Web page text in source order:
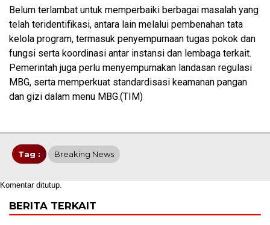
Belum terlambat untuk memperbaiki berbagai masalah yang
telah teridentifikasi, antara lain melalui pembenahan tata
kelola program, termasuk penyempurnaan tugas pokok dan
fungsi serta koordinasi antar instansi dan lembaga terkait.
Pemerintah juga perlu menyempurnakan landasan regulasi
MBG, serta memperkuat standardisasi keamanan pangan
dan gizi dalam menu MBG.(TIM)
Tag : Breaking News
Komentar ditutup.
BERITA TERKAIT